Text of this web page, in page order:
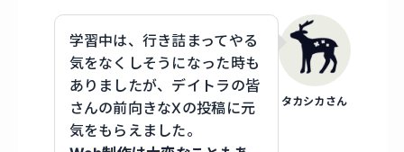
タカシカさん
学習中は、行き詰まってやる
気をなくしそうになった時も
ありましたが、デイトラの皆
さんの前向きなXの投稿に元
気をもらえました。